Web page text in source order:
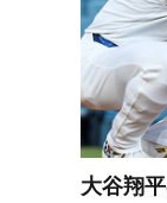
大谷翔